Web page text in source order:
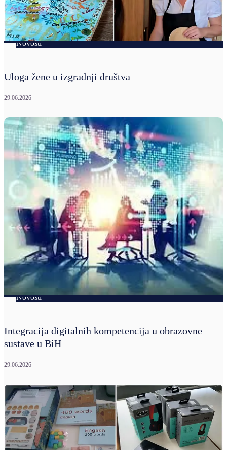
Novosti
Uloga žene u izgradnji društva
29.06.2026
Novosti
Integracija digitalnih kompetencija u obrazovne
sustave u BiH
29.06.2026